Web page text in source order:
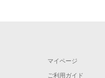
マイページ
ご利用ガイド